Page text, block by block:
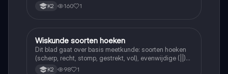
K2 160 1
Wiskunde
Wiskunde soorten hoeken
Dit blad gaat over basis meetkunde: soorten hoeken
(scherp, recht, stomp, gestrekt, vol), evenwijdige (||)
en loodrechte (⊥) lijnen, en de symbolen =, <, >.
K2 98 1